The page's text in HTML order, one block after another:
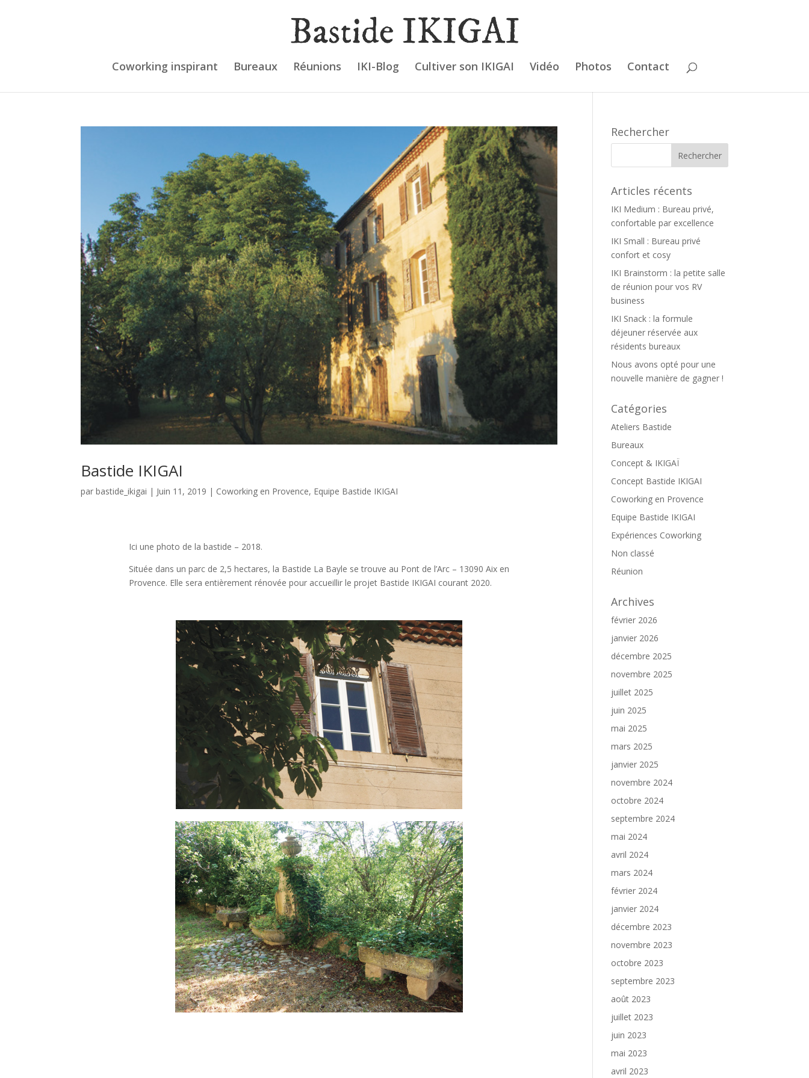
Coworking inspirant Bureaux Réunions IKI-Blog Cultiver son IKIGAI Vidéo Photos Contact
Bastide IKIGAI
parbastide_ikigai | Juin 11, 2019 | Coworking en Provence, Equipe Bastide IKIGAI
Ici une photo de la bastide – 2018.
Située dans un parc de 2,5 hectares, la Bastide La Bayle se trouve au Pont de l’Arc – 13090 Aix en
Provence. Elle sera entièrement rénovée pour accueillir le projet Bastide IKIGAI courant 2020.
Rechercher
Articles récents
IKI Medium : Bureau privé,
confortable par excellence
IKI Small : Bureau privé
confort et cosy
IKI Brainstorm : la petite salle
de réunion pour vos RV
business
IKI Snack : la formule
déjeuner réservée aux
résidents bureaux
Nous avons opté pour une
nouvelle manière de gagner !
Catégories
Ateliers Bastide
Bureaux
Concept & IKIGAÏ
Concept Bastide IKIGAI
Coworking en Provence
Equipe Bastide IKIGAI
Expériences Coworking
Non classé
Réunion
Archives
février 2026
janvier 2026
décembre 2025
novembre 2025
juillet 2025
juin 2025
mai 2025
mars 2025
janvier 2025
novembre 2024
octobre 2024
septembre 2024
mai 2024
avril 2024
mars 2024
février 2024
janvier 2024
décembre 2023
novembre 2023
octobre 2023
septembre 2023
août 2023
juillet 2023
juin 2023
mai 2023
avril 2023